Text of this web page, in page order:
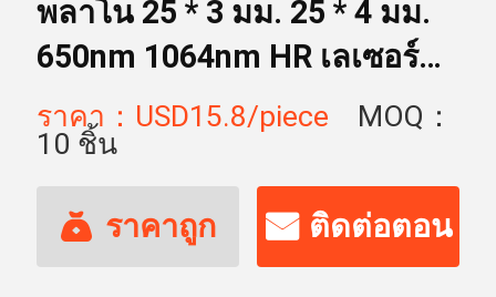
พลาโน 25 * 3 มม. 25 * 4 มม.
650nm 1064nm HR เลเซอร์
ป้องกันเลนส์
ราคา：USD15.8/piece
MOQ：
10 ชิ้น
ราคาถูก ติดต่อตอน